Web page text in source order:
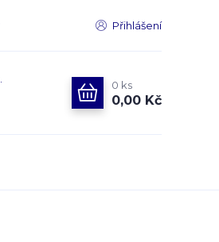
Přihlášení
0 ks
0,00 Kč